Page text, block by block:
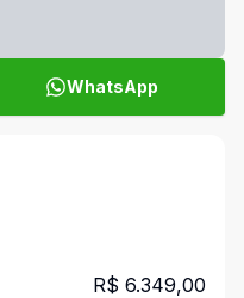
WhatsApp
R$ 6.349,00